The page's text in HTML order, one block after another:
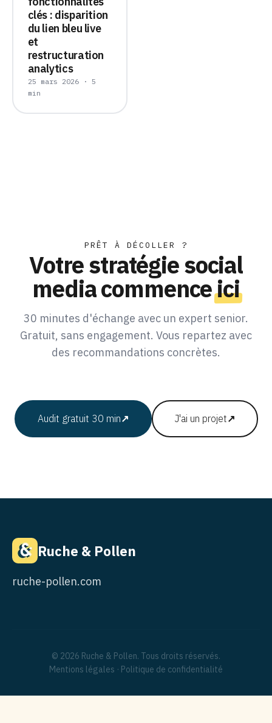
clés : disparition
du lien bleu live
et
restructuration
analytics
25 mars 2026 · 5
min
PRÊT À DÉCOLLER ?
Votre stratégie social
media commenceici
30 minutes d'échange avec un expert senior.
Gratuit, sans engagement. Vous repartez avec
des recommandations concrètes.
Audit gratuit 30 min↗ J'ai un projet↗
Ruche & Pollen
ruche-pollen.com
© 2026 Ruche & Pollen. Tous droits réservés.
Mentions légales · Politique de confidentialité